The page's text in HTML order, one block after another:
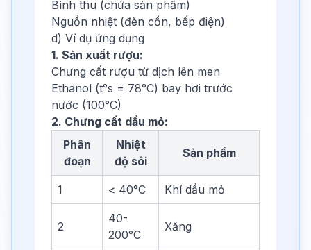
Bình thu (chứa sản phẩm)
Nguồn nhiệt (đèn cồn, bếp điện)
d) Ví dụ ứng dụng
1. Sản xuất rượu:
Chưng cất rượu từ dịch lên men
Ethanol (t°s = 78°C) bay hơi trước
nước (100°C)
2. Chưng cất dầu mỏ:
Phân
đoạn
Nhiệt
độ sôi
Sản phẩm
1 < 40°C Khí dầu mỏ
2
40-
200°C
Xăng